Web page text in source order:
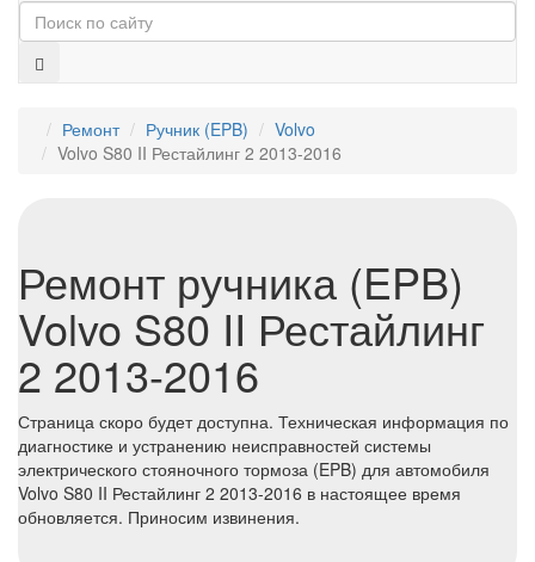
Ремонт ⁠Ручник (EPB)
Volvo
Volvo S80 II Рестайлинг 2 2013-2016
Ремонт ручника (EPB)
Volvo S80 II Рестайлинг
2 2013-2016
Страница скоро будет доступна. Техническая информация по
диагностике и устранению неисправностей системы
электрического стояночного тормоза (EPB) для автомобиля
Volvo S80 II Рестайлинг 2 2013-2016 в настоящее время
обновляется. Приносим извинения.